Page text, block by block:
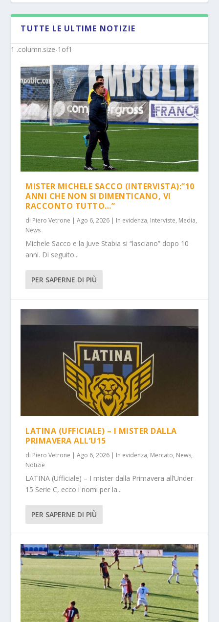
LATINA (UFFICIALE) – I MISTER DALLA
PRIMAVER...
CROTONE – PRIMAVERA/UNDER 17, NOVITÀ
SUI NUO...
TUTTE LE ULTIME NOTIZIE
MISTER MICHELE SACCO (INTERVISTA):”10
ANNI CHE NON SI DIMENTICANO, VI
RACCONTO TUTTO…”
di Piero Vetrone |Ago 6, 2026 | In evidenza, Interviste, Media,
News
Michele Sacco e la Juve Stabia si “lasciano” dopo 10
anni. Di seguito...
PER SAPERNE DI PIÙ
LATINA (UFFICIALE) – I MISTER DALLA
PRIMAVERA ALL’U15
di Piero Vetrone |Ago 6, 2026 | In evidenza, Mercato, News,
Notizie
LATINA (Ufficiale) – I mister dalla Primavera all’Under
15 Serie C, ecco i nomi per la...
PER SAPERNE DI PIÙ